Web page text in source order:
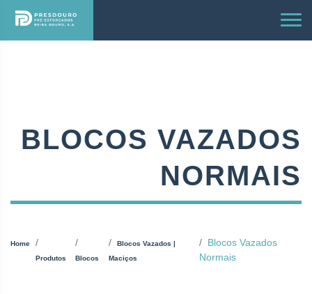
BLOCOS VAZADOS
NORMAIS
Home
Produtos
Blocos
Blocos Vazados |
Maciços
Blocos Vazados
Normais